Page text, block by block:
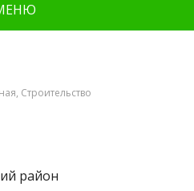
, Строительство
район